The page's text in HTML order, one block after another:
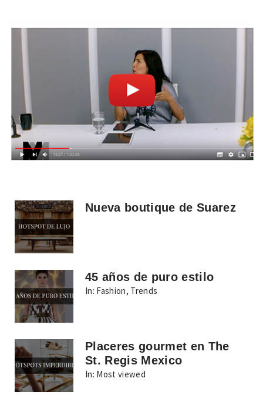
Nueva boutique de Suarez
45 años de puro estilo
In: Fashion, Trends
Placeres gourmet en The
St. Regis Mexico
In: Most viewed